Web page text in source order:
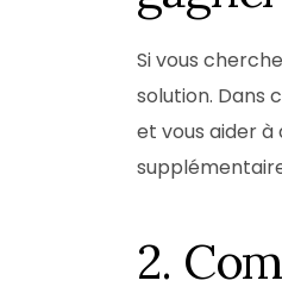
Si vous
solution. Dans
et vous aider
2.